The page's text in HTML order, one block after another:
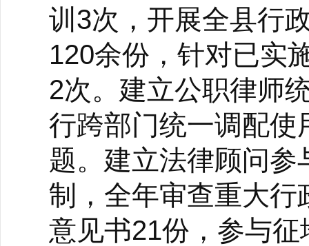
训3次，开展全县行
120余份，针对已实
2次。建立公职律师
行跨部门统一调配使
题。建立法律顾问
制，全年审查重大行
意见书21份，参与